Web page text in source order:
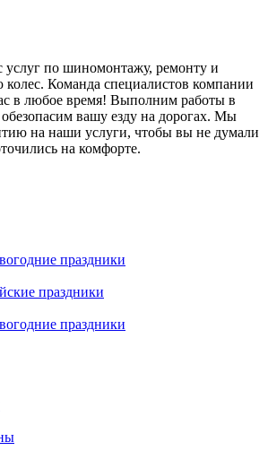
услуг по шиномонтажу, ремонту и
Команда специалистов компании
любое время! Выполним работы в
вашу езду на дорогах. Мы
на наши услуги, чтобы вы не думали
на комфорте.
праздники
праздники
праздники